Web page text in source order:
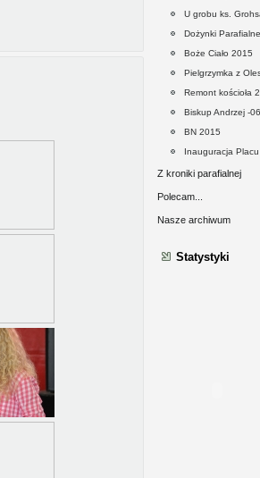
U grobu ks.
Dożynki
Boże Ciało 2015
Pielgrzymka z
Remont kościoła
Biskup Andrzej -
BN 2015
Inauguracja
Z kroniki parafialnej
Polecam...
Nasze archiwum
Statystyki